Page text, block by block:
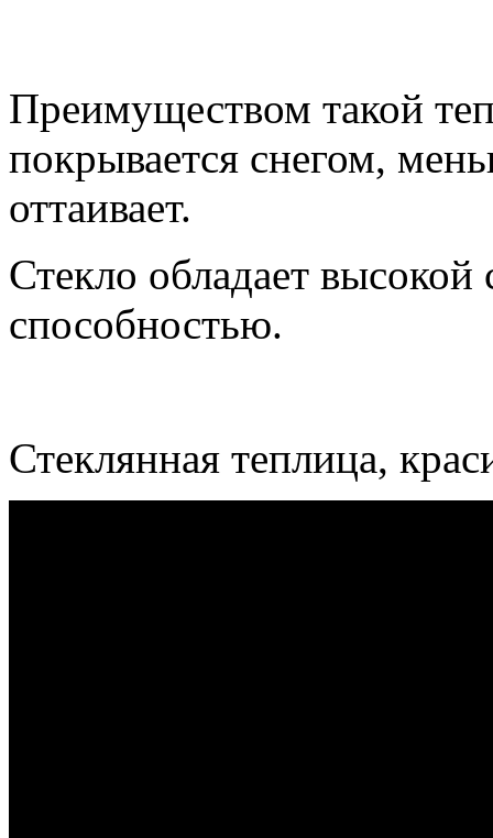
Преимуществом такой
покрывается снегом,
оттаивает.
Стекло обладает высокой
способностью.
Стеклянная теплица,